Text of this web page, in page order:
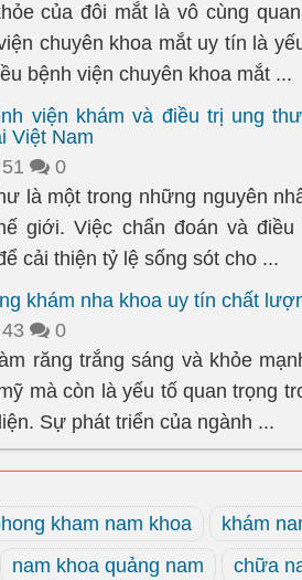
của đôi mắt là vô cùng
chuyên khoa mắt uy tín là
bệnh viện chuyên khoa mắt ...
viện khám và điều trị ung
Việt Nam
51
0
là một trong những nguyên
giới. Việc chẩn đoán và
cải thiện tỷ lệ sống sót cho ...
khám nha khoa uy tín chất
43
0
răng trắng sáng và khỏe
mà còn là yếu tố quan trọng
Sự phát triển của ngành ...
kham nam khoa
khám
nam khoa quảng nam
chữa